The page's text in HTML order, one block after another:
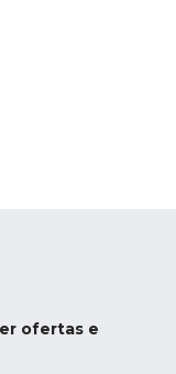
ofertas e